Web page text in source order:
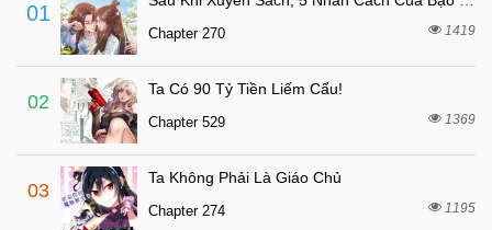
Chapter 34
Chapter 33
Chapter 32 7 tháng trước
Chapter 31
Chapter 30
Chapter 29
01
Chapter 270 1419
02
Ta Có 90 Tỷ Tiền Liếm Cẩu!
Chapter 529 1369
03
Ta Không Phải Là Giáo Chủ
Chapter 274 1195